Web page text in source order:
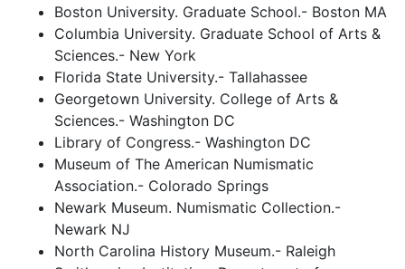
Boston University. Graduate School.- Boston MA
Columbia University. Graduate School of Arts &
Sciences.- New York
Florida State University.- Tallahassee
Georgetown University. College of Arts &
Sciences.- Washington DC
Library of Congress.- Washington DC
Museum of The American Numismatic
Association.- Colorado Springs
Newark Museum. Numismatic Collection.-
Newark NJ
North Carolina History Museum.- Raleigh